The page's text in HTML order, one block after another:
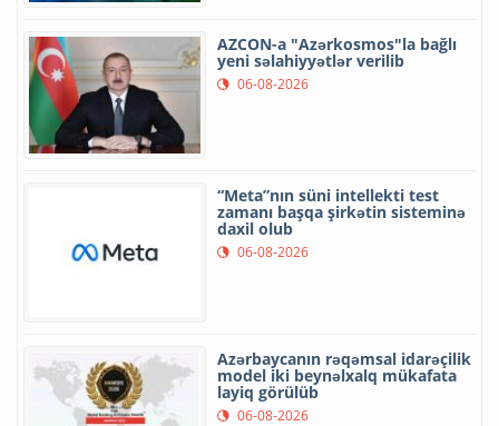
AZCON-a "Azərkosmos"la bağlı
yeni səlahiyyətlər verilib
06-08-2026
“Meta”nın süni intellekti test
zamanı başqa şirkətin sisteminə
daxil olub
06-08-2026
Azərbaycanın rəqəmsal idarəçilik
model iki beynəlxalq mükafata
layiq görülüb
06-08-2026